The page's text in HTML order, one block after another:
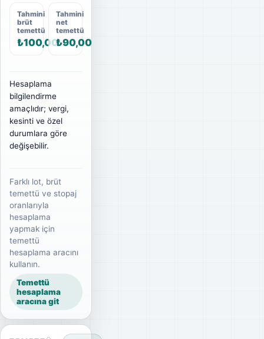
Tahmini
brüt
temettü
₺100,00
Tahmini
net
temettü
₺90,00
Hesaplama
bilgilendirme
amaçlıdır; vergi,
kesinti ve özel
durumlara göre
değişebilir.
Farklı lot, brüt
temettü ve stopaj
oranlarıyla
hesaplama
yapmak için
temettü
hesaplama aracını
kullanın.
Temettü
hesaplama
aracına git